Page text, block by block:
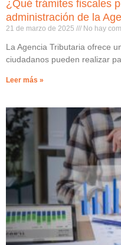
¿Qué trámites fiscales
administración de la
21 de marzo de 2025 No hay
La Agencia Tributaria ofrece
ciudadanos pueden realizar
Leer más »